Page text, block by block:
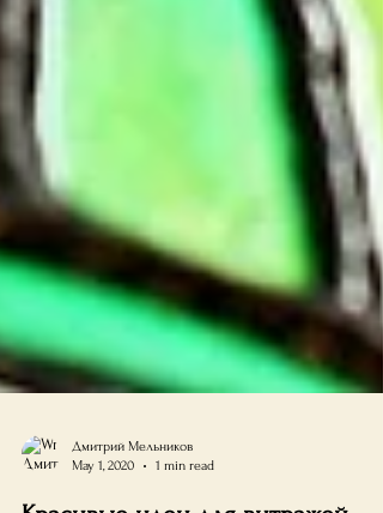
May 1, 2020
1 min read